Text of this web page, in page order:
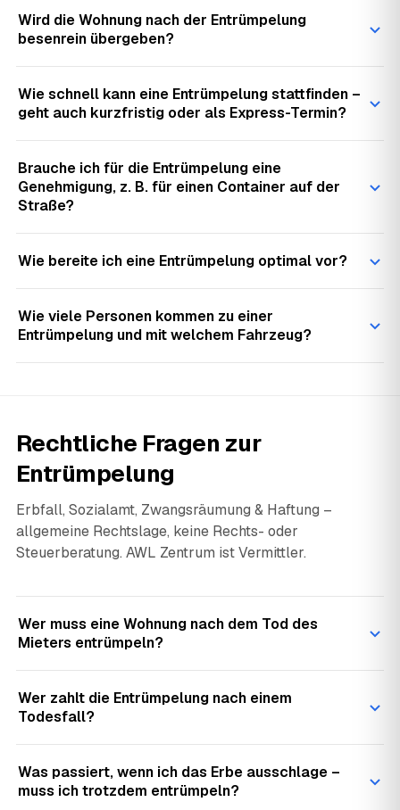
Wird die Wohnung nach der Entrümpelung
besenrein übergeben?
Wie schnell kann eine Entrümpelung stattfinden –
geht auch kurzfristig oder als Express-Termin?
Brauche ich für die Entrümpelung eine
Genehmigung, z. B. für einen Container auf der
Straße?
Wie bereite ich eine Entrümpelung optimal vor?
Wie viele Personen kommen zu einer
Entrümpelung und mit welchem Fahrzeug?
Rechtliche Fragen zur
Entrümpelung
Erbfall, Sozialamt, Zwangsräumung & Haftung –
allgemeine Rechtslage, keine Rechts- oder
Steuerberatung. AWL Zentrum ist Vermittler.
Wer muss eine Wohnung nach dem Tod des
Mieters entrümpeln?
Wer zahlt die Entrümpelung nach einem
Todesfall?
Was passiert, wenn ich das Erbe ausschlage –
muss ich trotzdem entrümpeln?